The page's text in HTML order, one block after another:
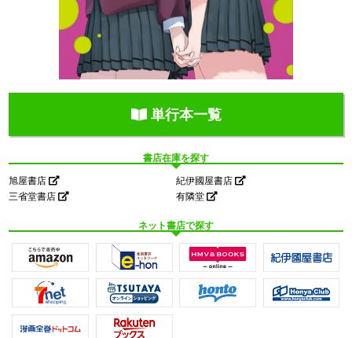
単行本一覧
書店在庫を探す
旭屋書店
紀伊國屋書店
三省堂書店
有隣堂
ネット書店で探す